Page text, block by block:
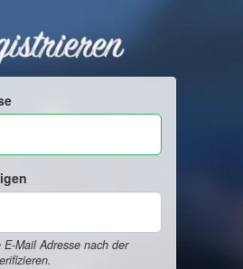
Mail Adresse nach der